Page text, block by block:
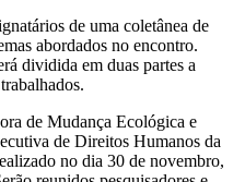
de uma coletânea de
abordados no encontro.
dividida em duas partes a
de Mudança Ecológica e
de Direitos Humanos da
no dia 30 de novembro,